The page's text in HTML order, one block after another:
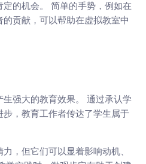
的机会。 简单的手势，例如在
贡献，可以帮助在虚拟教室中
强大的教育效果。 通过承认学
，教育工作者传达了学生属于
，但它们可以显着影响动机、